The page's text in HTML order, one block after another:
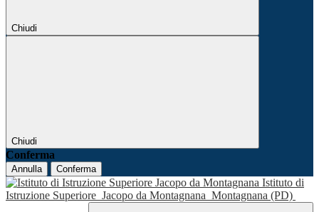
Chiudi
Chiudi
Conferma
Annulla Conferma
Istituto di
Istruzione Superiore Jacopo da Montagnana Montagnana (PD)